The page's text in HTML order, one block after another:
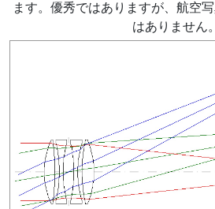
ます。優秀ではありますが、航空
はありません。